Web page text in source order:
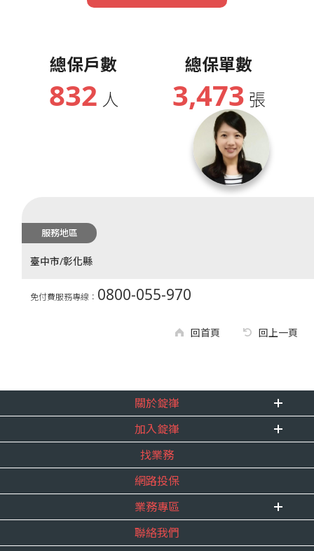
總保戶數
832 人
總保單數
3,473 張
服務地區
臺中市/彰化縣
免付費服務專線： 0800-055-970
回首頁 回上一頁
關於錠嵂
企業資訊
重要事跡
得獎紀錄
服務宣言
合作夥伴
加入錠嵂
內勤招聘
精英招募
年度增員計畫
找業務
網路投保
業務專區
E 線資源網
聯絡我們